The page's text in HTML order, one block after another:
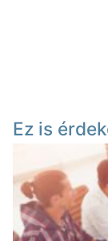
Ez is